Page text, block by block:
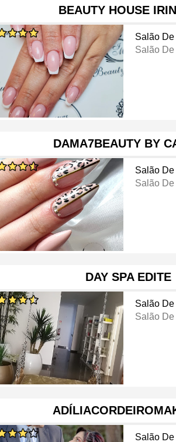
BEAUTY HOUSE
Salão
Salão
DAMA7BEAUTY BY
Salão
Salão
DAY SPA EDITE
Salão
Salão
Salão